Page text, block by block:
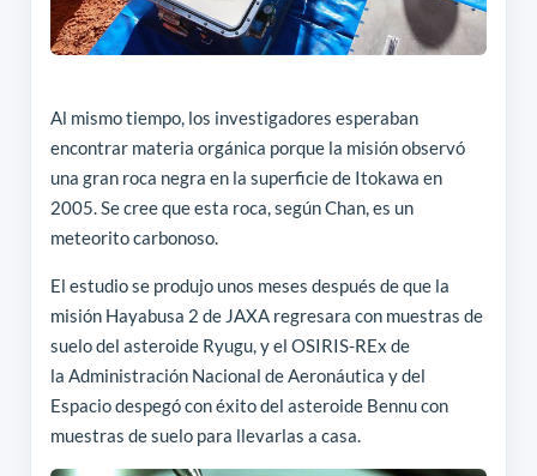
Al mismo tiempo, los investigadores esperaban
encontrar materia orgánica porque la misión observó
una gran roca negra en la superficie de Itokawa en
2005. Se cree que esta roca, según Chan, es un
meteorito carbonoso.
El estudio se produjo unos meses después de que la
misión Hayabusa 2 de JAXA regresara con muestras de
suelo del asteroide Ryugu, y el OSIRIS-REx de
la Administración Nacional de Aeronáutica y del
Espacio despegó con éxito del asteroide Bennu con
muestras de suelo para llevarlas a casa.